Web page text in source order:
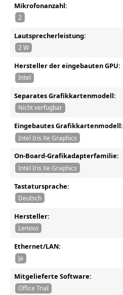
Mikrofonanzahl:
2
Lautsprecherleistung:
2 W
Hersteller der eingebauten GPU:
Intel
Separates Grafikkartenmodell:
Nicht verfügbar
Eingebautes Grafikkartenmodell:
Intel Iris Xe Graphics
On-Board-Grafikadapterfamilie:
Intel Iris Xe Graphics
Tastatursprache:
Deutsch
Hersteller:
Lenovo
Ethernet/LAN:
Ja
Mitgelieferte Software:
Office Trial